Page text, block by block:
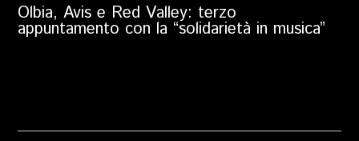
Olbia, Avis e Red Valley: terzo
appuntamento con la “solidarietà in musica”